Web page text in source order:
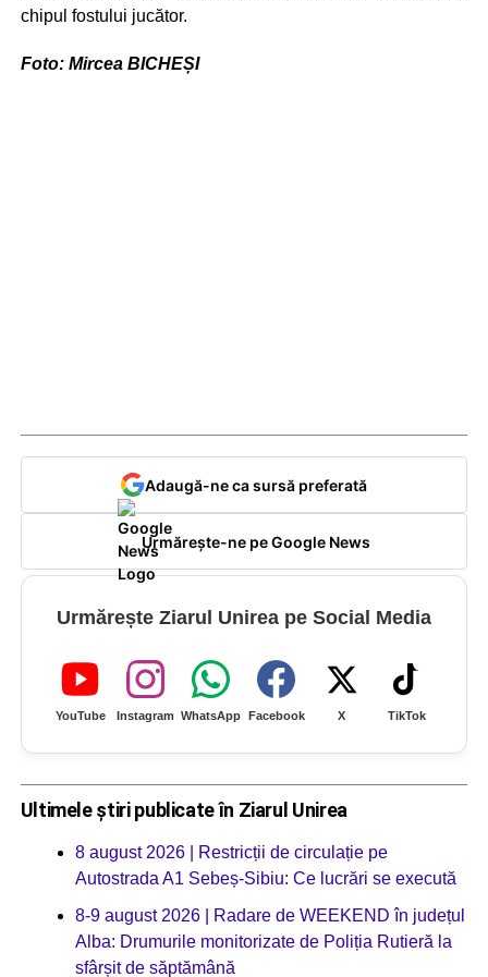
chipul fostului jucător.
Foto: Mircea BICHEȘI
Adaugă-ne ca sursă preferată
Urmărește-ne pe Google News
Urmărește Ziarul Unirea pe Social Media
YouTube Instagram WhatsApp Facebook X TikTok
Ultimele știri publicate în Ziarul Unirea
8 august 2026 | Restricții de circulație pe
Autostrada A1 Sebeș-Sibiu: Ce lucrări se execută
8-9 august 2026 | Radare de WEEKEND în județul
Alba: Drumurile monitorizate de Poliția Rutieră la
sfârșit de săptămână